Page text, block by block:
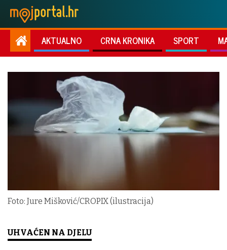
AKTUALNO CRNA KRONIKA SPORT
Foto: Jure Mišković/CROPIX (ilustracija)
UHVAĆEN NA DJELU